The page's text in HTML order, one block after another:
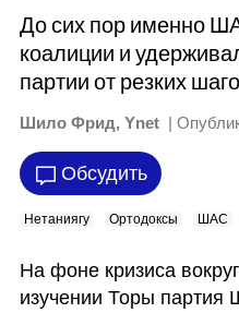
До сих пор именно
коалиции и
партии от резких
Шило Фрид, Ynet |
Обсудить
Нетаниягу Ортодоксы ШАС
На фоне кризиса
изучении Торы